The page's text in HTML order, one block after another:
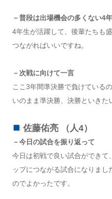
－普段は出場機会の多くない4
4年生が活躍して、後輩たちも
つながればいいですね。
－次戦に向けて一言
ここ3年間準決勝で負けている
いのまま準決勝、決勝といきた
佐藤佑亮 （人4）
－今日の試合を振り返って
今日は初戦で良い試合ができて
ップにつながる試合になりま
のでよかったです。